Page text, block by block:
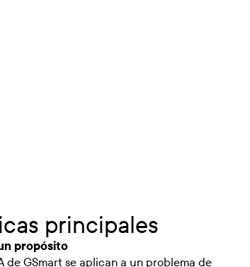
principales
propósito
de GSmart se aplican a un problema de